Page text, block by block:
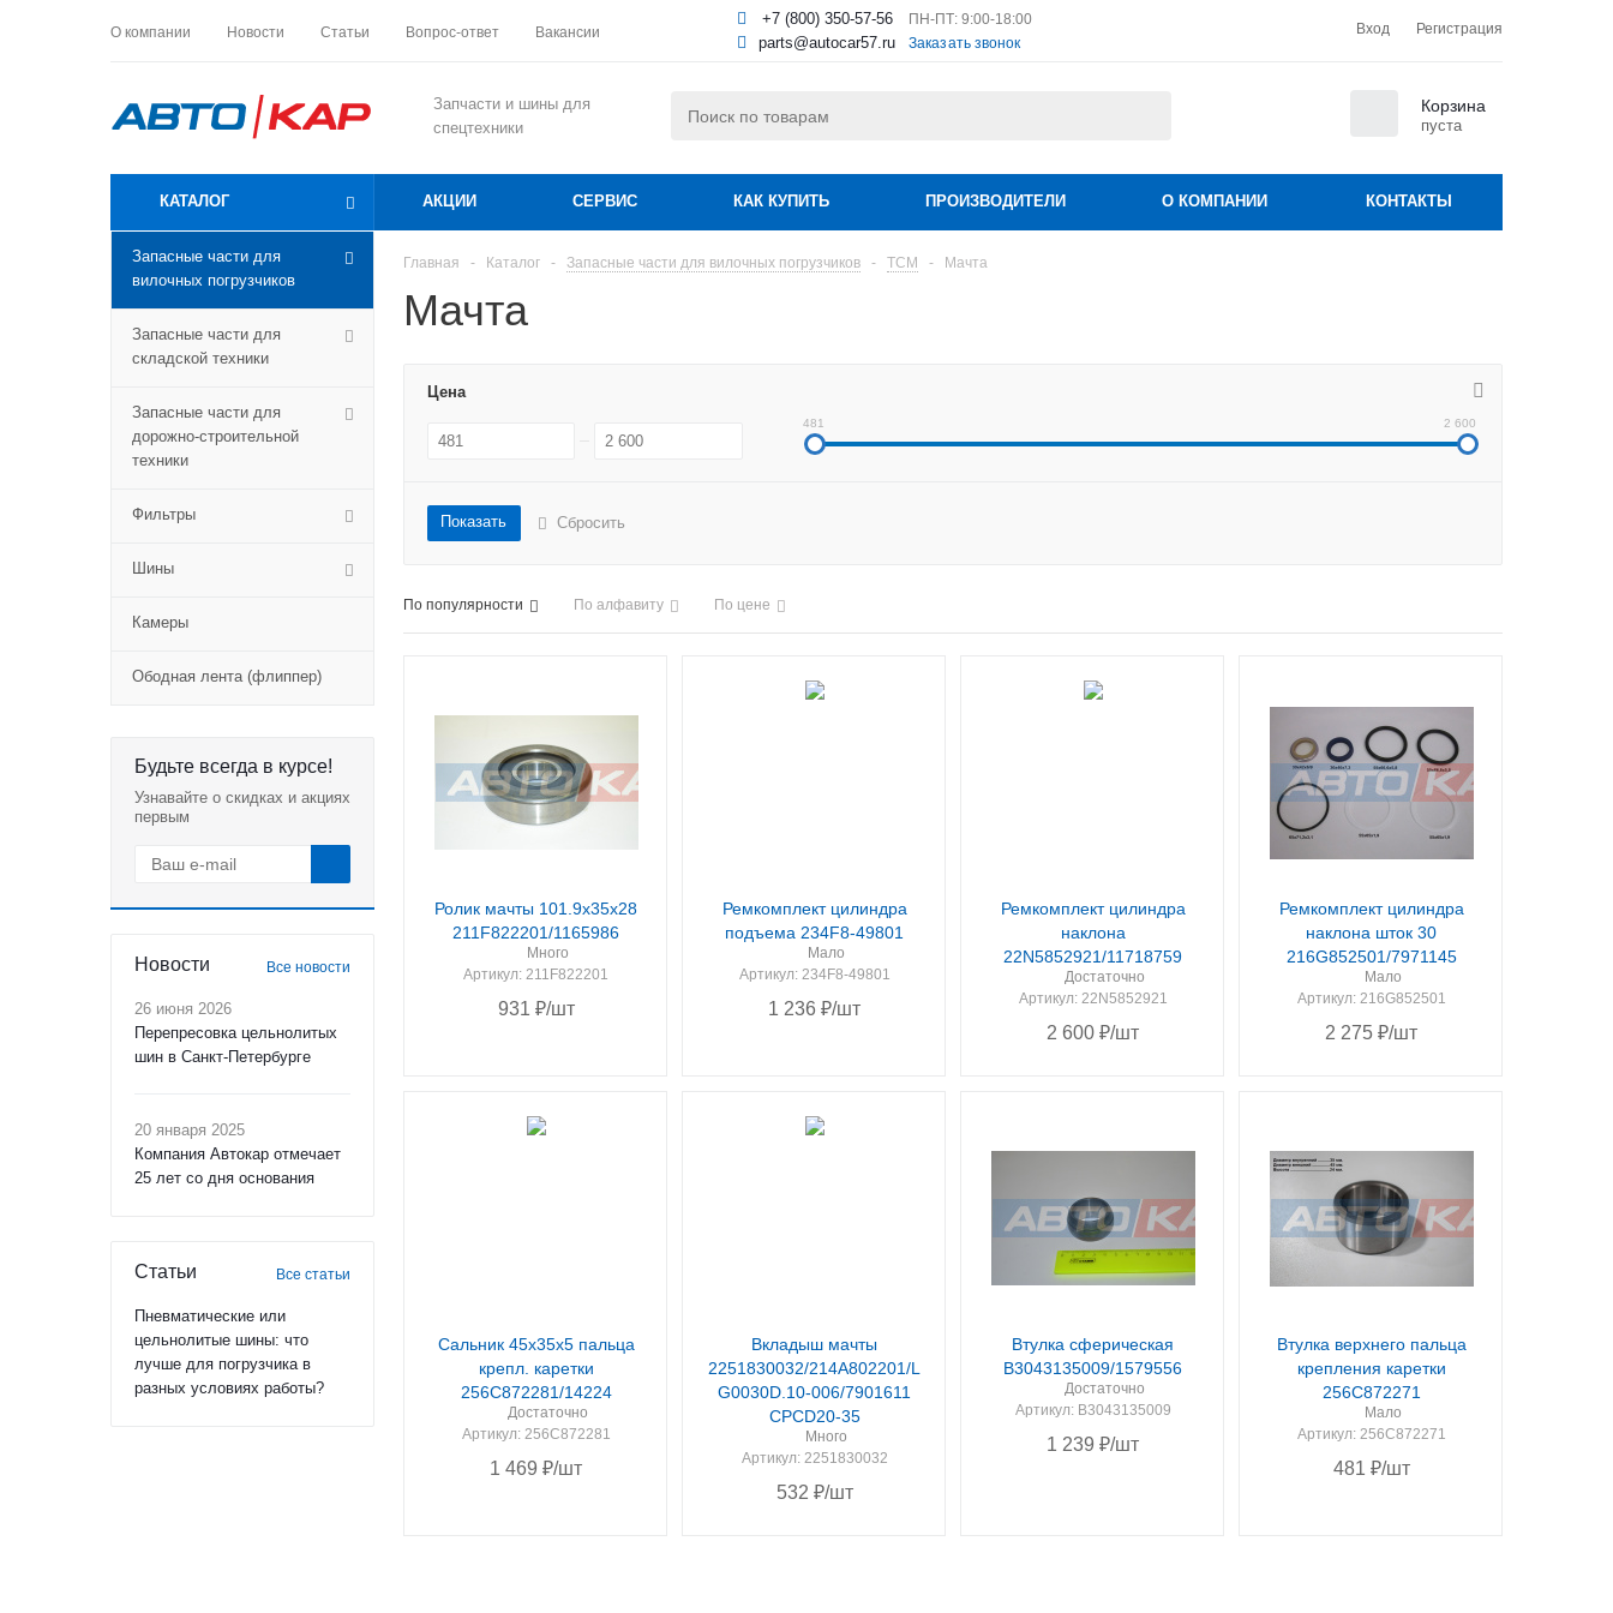
О компании Новости Статьи Вопрос-ответ Вакансии
+7 (800) 350-57-56
parts@autocar57.ru
ПН-ПТ: 9:00-18:00
Заказать звонок
Вход Регистрация
Запчасти и шины для
спецтехники
Корзина
пуста
КАТАЛОГ АКЦИИ СЕРВИС КАК КУПИТЬ ПРОИЗВОДИТЕЛИ О КОМПАНИИ КОНТАКТЫ
Запасные части для
вилочных погрузчиков
Запасные части для
складской техники
Запасные части для
дорожно-строительной
техники
Фильтры
Шины
Камеры
Ободная лента (флиппер)
Будьте всегда в курсе!
Узнавайте о скидках и акциях
первым
Новости Все новости
26 июня 2026
Перепресовка цельнолитых
шин в Санкт-Петербурге
20 января 2025
Компания Автокар отмечает
25 лет со дня основания
Статьи Все статьи
Пневматические или
цельнолитые шины: что
лучше для погрузчика в
разных условиях работы?
Главная - Каталог - Запасные части для вилочных погрузчиков - TCM - Мачта
Мачта
Цена
481 2 600
Показать Сбросить
По популярности По алфавиту По цене
Ролик мачты 101.9х35х28
211F822201/1165986
Много
Артикул: 211F822201
931 ₽/шт
Ремкомплект цилиндра
подъема 234F8-49801
Мало
Артикул: 234F8-49801
1 236 ₽/шт
Ремкомплект цилиндра
наклона
22N5852921/11718759
Достаточно
Артикул: 22N5852921
2 600 ₽/шт
Ремкомплект цилиндра
наклона шток 30
216G852501/7971145
Мало
Артикул: 216G852501
2 275 ₽/шт
Сальник 45х35х5 пальца
крепл. каретки
256C872281/14224
Достаточно
Артикул: 256C872281
1 469 ₽/шт
Вкладыш мачты
2251830032/214A802201/L
G0030D.10-006/7901611
CPCD20-35
Много
Артикул: 2251830032
532 ₽/шт
Втулка сферическая
B3043135009/1579556
Достаточно
Артикул: B3043135009
1 239 ₽/шт
Втулка верхнего пальца
крепления каретки
256C872271
Мало
Артикул: 256C872271
481 ₽/шт